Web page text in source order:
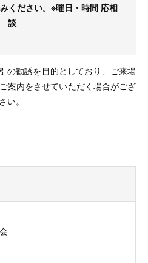
ください。※曜日・時間 応相
談
の勧誘を目的としており、ご来場
案内をさせていただく場合がござ
い。